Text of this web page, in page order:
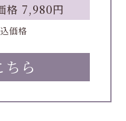
格 7,980円
価格
ちら